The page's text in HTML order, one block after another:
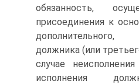
обязанность,
присоединения к
должника (или
случае
исполнения